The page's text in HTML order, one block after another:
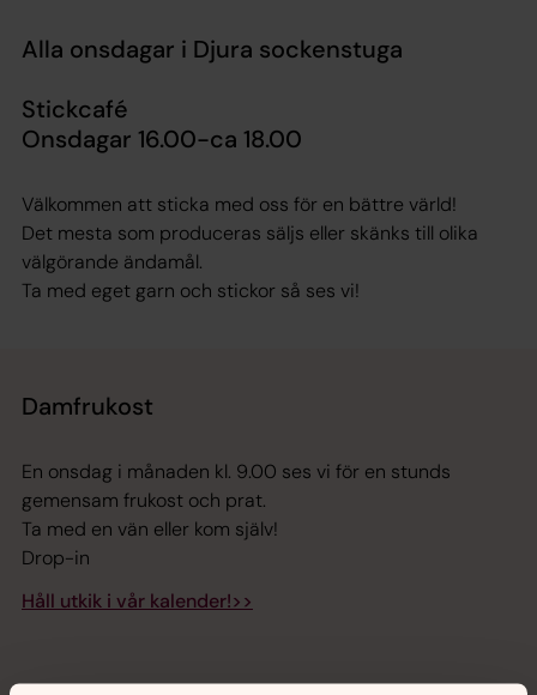
Alla onsdagar i Djura sockenstuga
Stickcafé
Onsdagar 16.00-ca 18.00
Välkommen att sticka med oss för en bättre värld!
Det mesta som produceras säljs eller skänks till olika
välgörande ändamål.
Ta med eget garn och stickor så ses vi!
Damfrukost
En onsdag i månaden kl. 9.00 ses vi för en stunds
gemensam frukost och prat.
Ta med en vän eller kom själv!
Drop-in
Håll utkik i vår kalender!>>